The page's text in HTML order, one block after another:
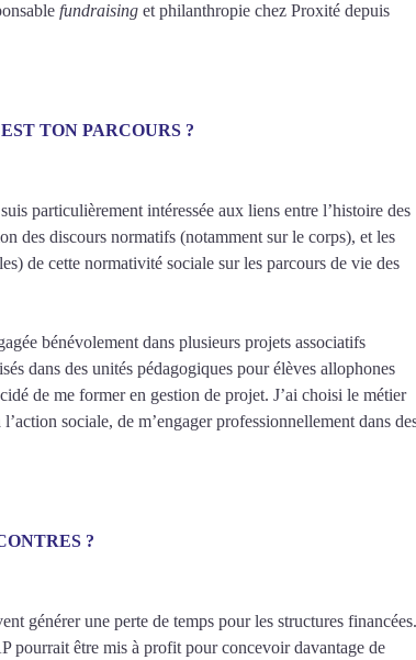
fundraising et philanthropie chez Proxité depuis
TON PARCOURS ?
particulièrement intéressée aux liens entre l’histoire des
des discours normatifs (notamment sur le corps), et les
de cette normativité sociale sur les parcours de vie des
bénévolement dans plusieurs projets associatifs
dans des unités pédagogiques pour élèves allophones
de me former en gestion de projet. J’ai choisi le métier
sociale, de m’engager professionnellement dans
?
générer une perte de temps pour les structures financées.
pourrait être mis à profit pour concevoir davantage de